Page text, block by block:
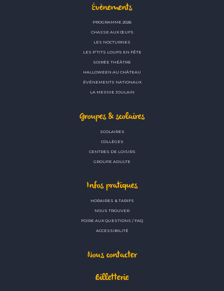
Évènements
PROGRAMME 2026
CHASSE AUX ŒUFS
LES NOCTURNES
LES P’TITS LOUPS EN FÊTE
SOIRÉE THÉÂTRE
HALLOWEEN AU CHÂTEAU
ÉVÉNEMENTS NATIONAUX
LA MESNIE JOULAIN
Groupes & scolaires
SCOLAIRES
COLLÈGES
CENTRES DE LOISIRS
GROUPE ADULTE
Infos pratiques
HORAIRES & TARIFS
NOUS TROUVER
FOIRE AUX QUESTIONS / FAQ
ACCESSIBILITÉ
Nous contacter
Billetterie